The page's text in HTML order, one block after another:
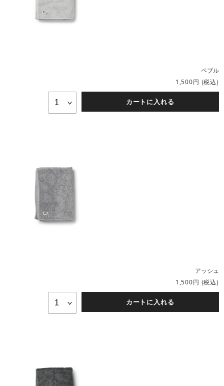
ペブル
1,500円 (税込)
カートに入れる
アッシュ
1,500円 (税込)
カートに入れる